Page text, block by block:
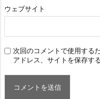
ウェブサイト
次回のコメントで使用する
アドレス、サイトを保存する